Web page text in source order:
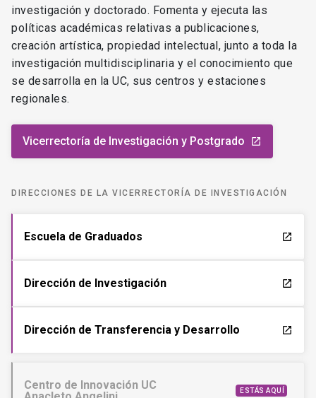
investigación y doctorado. Fomenta y ejecuta las
políticas académicas relativas a publicaciones,
creación artística, propiedad intelectual, junto a toda la
investigación multidisciplinaria y el conocimiento que
se desarrolla en la UC, sus centros y estaciones
regionales.
Vicerrectoría de Investigación y Postgrado launch
DIRECCIONES DE LA VICERRECTORÍA DE INVESTIGACIÓN
Escuela de Graduados launch
Dirección de Investigación launch
Dirección de Transferencia y Desarrollo launch
Centro de Innovación UC
ESTÁS AQUÍ